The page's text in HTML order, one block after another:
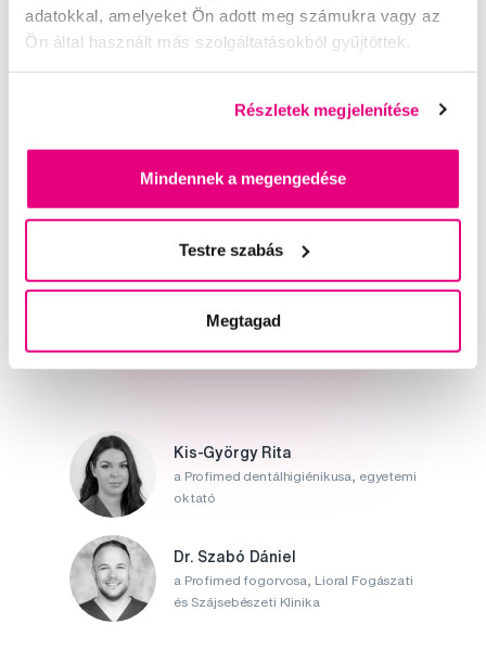
adatokkal, amelyeket Ön adott meg számukra vagy az
Ön által használt más szolgáltatásokból gyűjtöttek.
Részletek megjelenítése
Mindennek a megengedése
Testre szabás
Megtagad
2 490 Ft
Segítünk
Írjon szakértőinknek
Kis-György Rita
a Profimed dentálhigiénikusa, egyetemi
oktató
Dr. Szabó Dániel
a Profimed fogorvosa, Lioral Fogászati
és Szájsebészeti Klinika